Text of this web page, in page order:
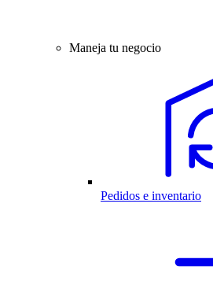
Maneja tu negocio
Pedidos e inventario